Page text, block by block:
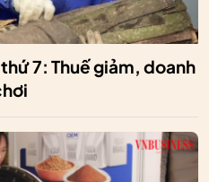
7: Thuế giảm, doanh